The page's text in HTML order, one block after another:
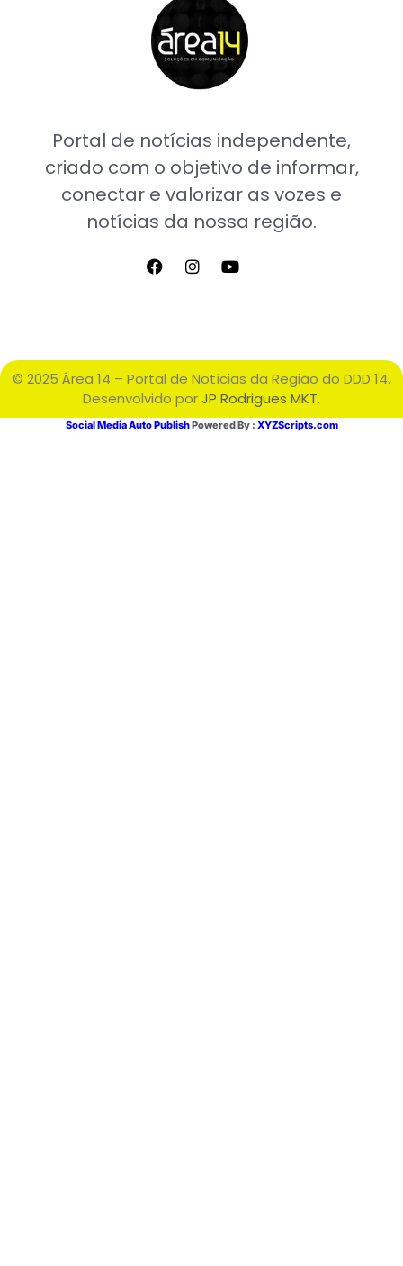
Portal de notícias independente,
criado com o objetivo de informar,
conectar e valorizar as vozes e
notícias da nossa região.
© 2025 Área 14 – Portal de Notícias da Região do DDD 14.
Desenvolvido porJP Rodrigues MKT.
Social Media Auto PublishPowered By : XYZScripts.com